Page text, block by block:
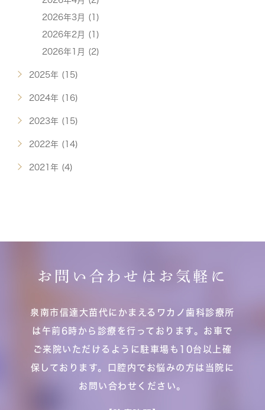
2026年3月 (1)
2026年2月 (1)
2026年1月 (2)
2025年 (15)
2024年 (16)
2023年 (15)
2022年 (14)
2021年 (4)
お問い合わせはお気軽に
泉南市信達大苗代にかまえるワカノ歯科診療所
は午前6時から診療を行っております。お車で
ご来院いただけるように駐車場も10台以上確
保しております。口腔内でお悩みの方は当院に
お問い合わせください。